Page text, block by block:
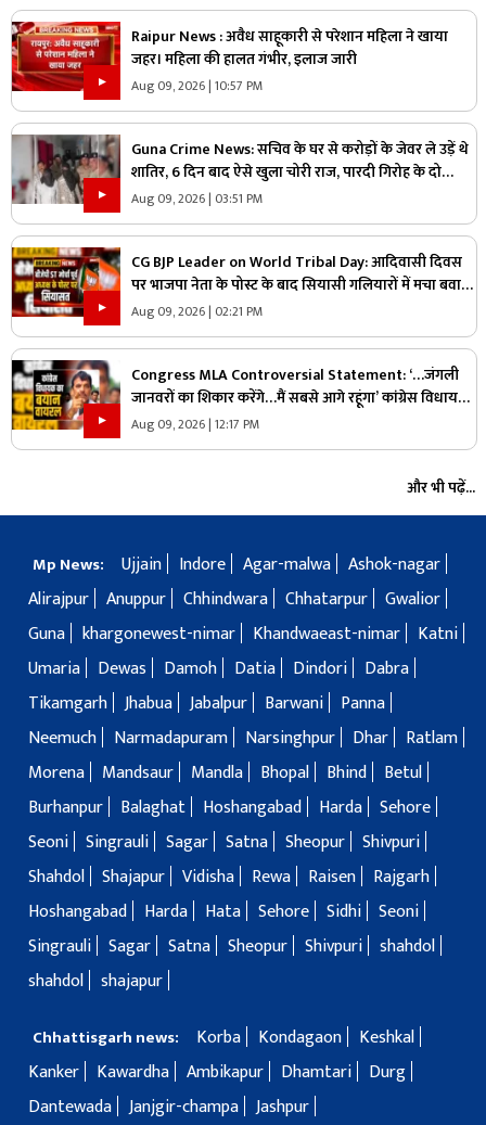
Raipur News : अवैध साहूकारी से परेशान महिला ने खाया
जहर। महिला की हालत गंभीर, इलाज जारी
Aug 09, 2026 | 10:57 PM
Guna Crime News: सचिव के घर से करोड़ों के जेवर ले उड़ें थे
शातिर, 6 दिन बाद ऐसे खुला चोरी राज, पारदी गिरोह के दो
आरोपी गिरफ्तार
Aug 09, 2026 | 03:51 PM
CG BJP Leader on World Tribal Day: आदिवासी दिवस
पर भाजपा नेता के पोस्ट के बाद सियासी गलियारों में मचा बवाल,
जानिए ऐसा क्या कह दिया कि भड़के विपक्षी नेता
Aug 09, 2026 | 02:21 PM
Congress MLA Controversial Statement: ‘…जंगली
जानवरों का शिकार करेंगे…मैं सबसे आगे रहूंगा’ कांग्रेस विधायक
ने दिया विवादित बयान, वायरल हो रहा वीडियो
Aug 09, 2026 | 12:17 PM
और भी पढ़ें...
Mp News: Ujjain Indore Agar-malwa Ashok-nagar
Alirajpur Anuppur Chhindwara Chhatarpur Gwalior
Guna khargonewest-nimar Khandwaeast-nimar
Katni
Umaria
Dewas Damoh Datia Dindori
Dabra
Tikamgarh Jhabua Jabalpur Barwani
Panna
Neemuch
Narmadapuram Narsinghpur Dhar
Ratlam
Morena
Mandsaur Mandla Bhopal Bhind
Betul
Burhanpur
Balaghat Hoshangabad Harda Sehore
Seoni Singrauli Sagar Satna Sheopur Shivpuri
Shahdol Shajapur Vidisha Rewa Raisen
Rajgarh
Hoshangabad
Harda Hata Sehore Sidhi Seoni
Singrauli Sagar Satna Sheopur Shivpuri shahdol
shahdol shajapur
Chhattisgarh news: Korba Kondagaon
Keshkal
Kanker
Kawardha Ambikapur Dhamtari
Durg
Dantewada Janjgir-champa Jashpur